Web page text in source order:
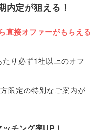
内定が狙える！
直接オファーがもらえる
り必ず1社以上のオフ
限定の特別なご案内が